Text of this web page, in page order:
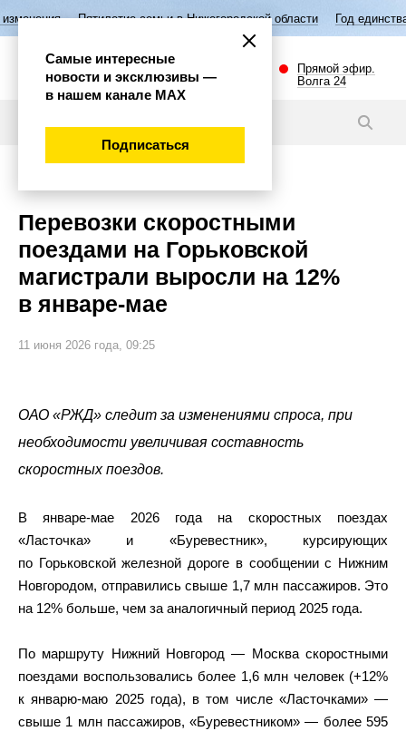
семьи в Нижегородской области Год единства народов
Прямой эфир.
Волга 24
Перевозки скоростными
поездами на Горьковской
магистрали выросли на 12%
в январе-мае
11 июня 2026 года, 09:25
ОАО «РЖД» следит за изменениями спроса, при
необходимости увеличивая составность
скоростных поездов.
В январе-мае 2026 года на скоростных поездах
«Ласточка» и «Буревестник», курсирующих
по Горьковской железной дороге в сообщении с Нижним
Новгородом, отправились свыше 1,7 млн пассажиров. Это
на 12% больше, чем за аналогичный период 2025 года.
По маршруту Нижний Новгород — Москва скоростными
поездами воспользовались более 1,6 млн человек (+12%
к январю-маю 2025 года), в том числе «Ласточками» —
свыше 1 млн пассажиров, «Буревестником» — более 595
Самые интересные
новости и эксклюзивы —
в нашем канале МАХ
Подписаться